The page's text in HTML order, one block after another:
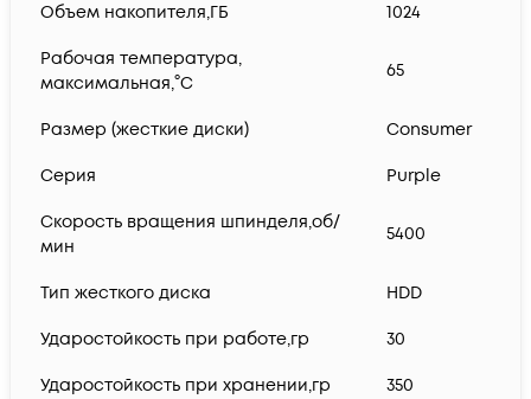
Объем накопителя,ГБ 1024
Рабочая температура,
максимальная,°С
65
Размер (жесткие диски) Consumer
Серия Purple
Скорость вращения шпинделя,об/
мин
5400
Тип жесткого диска HDD
Ударостойкость при работе,гр 30
Ударостойкость при хранении,гр 350